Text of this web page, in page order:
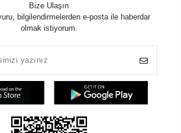
Bize Ulaşın
bilgilendirmelerden e-posta ile haberdar
olmak istiyorum.